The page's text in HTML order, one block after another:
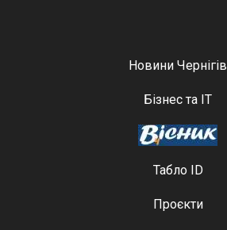
Новини Чернігів
Бізнес та ІТ
Табло ID
Проєкти